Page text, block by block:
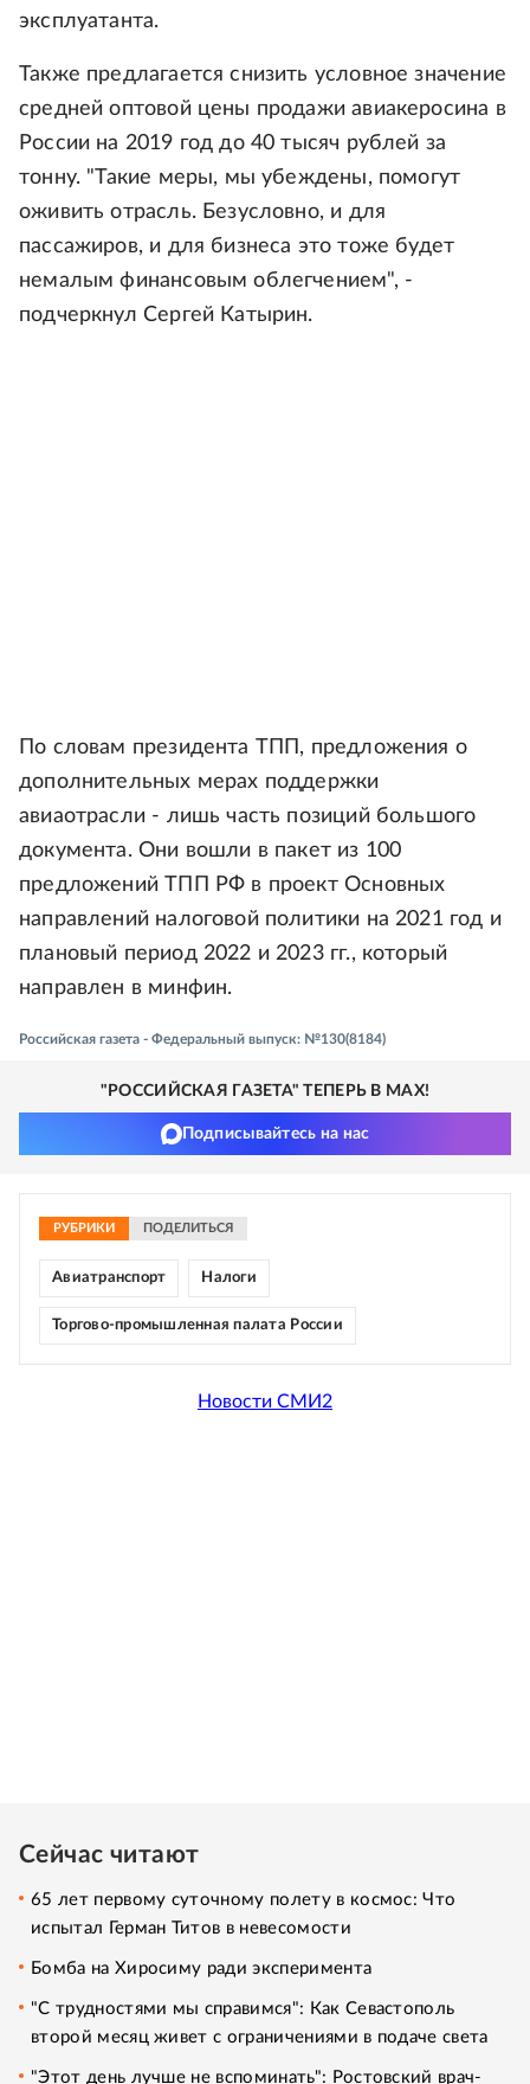
эксплуатанта.
Также предлагается снизить условное значение
средней оптовой цены продажи авиакеросина в
России на 2019 год до 40 тысяч рублей за
тонну. "Такие меры, мы убеждены, помогут
оживить отрасль. Безусловно, и для
пассажиров, и для бизнеса это тоже будет
немалым финансовым облегчением", -
подчеркнул Сергей Катырин.
По словам президента ТПП, предложения о
дополнительных мерах поддержки
авиаотрасли - лишь часть позиций большого
документа. Они вошли в пакет из 100
предложений ТПП РФ в проект Основных
направлений налоговой политики на 2021 год и
плановый период 2022 и 2023 гг., который
направлен в минфин.
Российская газета - Федеральный выпуск: №130(8184)
"РОССИЙСКАЯ ГАЗЕТА" ТЕПЕРЬ В MAX!
Подписывайтесь на нас
РУБРИКИ ПОДЕЛИТЬСЯ
Авиатранспорт Налоги
Торгово-промышленная палата России
Новости СМИ2
Сейчас читают
65 лет первому суточному полету в космос: Что
испытал Герман Титов в невесомости
Бомба на Хиросиму ради эксперимента
"С трудностями мы справимся": Как Севастополь
второй месяц живет с ограничениями в подаче света
"Этот день лучше не вспоминать": Ростовский врач-